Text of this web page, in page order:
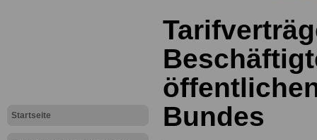
Startseite
Bundes